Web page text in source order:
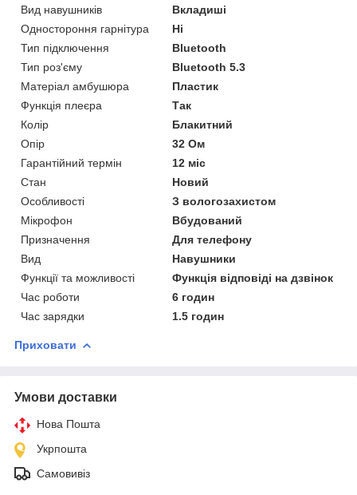
Вид навушників
Вкладиші
Одностороння гарнітура
Ні
Тип підключення
Bluetooth
Тип роз'єму
Bluetooth 5.3
Матеріал амбушюра
Пластик
Функція плеєра
Так
Колір
Блакитний
Опір
32 Ом
Гарантійний термін
12 міс
Стан
Новий
Особливості
З вологозахистом
Мікрофон
Вбудований
Призначення
Для телефону
Вид
Навушники
Функції та можливості
Функція відповіді на дзвінок
Час роботи
6 годин
Час зарядки
1.5 годин
Приховати
Умови доставки
Нова Пошта
Укрпошта
Самовивіз